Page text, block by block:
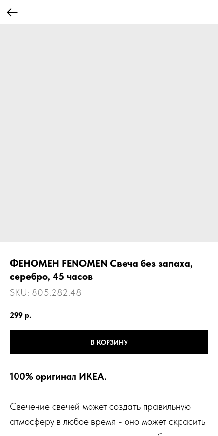
ФЕНОМЕН FENOMEN Свеча без запаха,
серебро, 45 часов
SKU: 805.282.48
299 р.
В КОРЗИНУ
100% оригинал ИКЕА.
Свечение свечей может создать правильную
атмосферу в любое время - оно может скрасить